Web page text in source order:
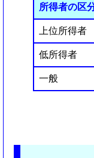
所得者の区
上位所得者
低所得者
一般